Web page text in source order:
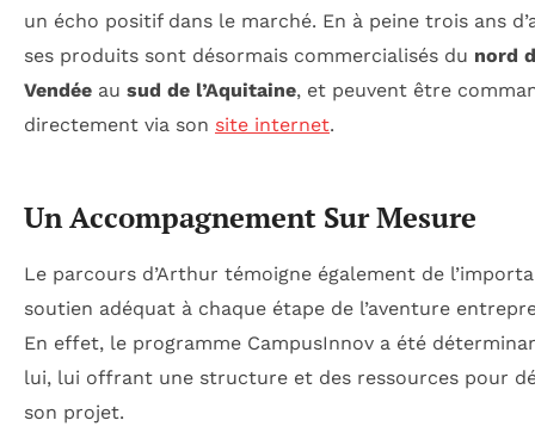
un écho positif dans le marché. En à peine trois ans
ses produits sont désormais commercialisés du nord
Vendée au sud de l’Aquitaine, et peuvent être
directement via son site internet.
Un Accompagnement Sur Mesure
Le parcours d’Arthur témoigne également de
soutien adéquat à chaque étape de l’aventure
En effet, le programme CampusInnov a été
lui, lui offrant une structure et des ressources pour
son projet.